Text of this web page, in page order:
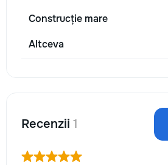
Construcție mare
Altceva
Recenzii 1